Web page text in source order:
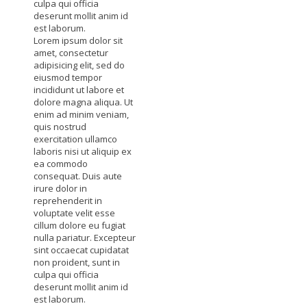
culpa qui officia
deserunt mollit anim id
est laborum.
Lorem ipsum dolor sit
amet, consectetur
adipisicing elit, sed do
eiusmod tempor
incididunt ut labore et
dolore magna aliqua. Ut
enim ad minim veniam,
quis nostrud
exercitation ullamco
laboris nisi ut aliquip ex
ea commodo
consequat. Duis aute
irure dolor in
reprehenderit in
voluptate velit esse
cillum dolore eu fugiat
nulla pariatur. Excepteur
sint occaecat cupidatat
non proident, sunt in
culpa qui officia
deserunt mollit anim id
est laborum.